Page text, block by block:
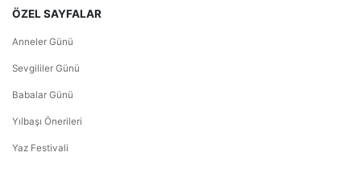
ÖZEL SAYFALAR
Anneler Günü
Sevgililer Günü
Babalar Günü
Yılbaşı Önerileri
Yaz Festivali